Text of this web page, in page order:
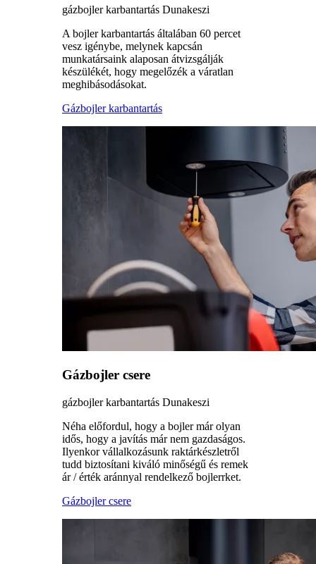
gázbojler karbantartás Dunakeszi
A bojler karbantartás általában 60 percet
vesz igénybe, melynek kapcsán
munkatársaink alaposan átvizsgálják
készülékét, hogy megelőzék a váratlan
meghibásodásokat.
Gázbojler karbantartás
Gázbojler csere
gázbojler karbantartás Dunakeszi
Néha előfordul, hogy a bojler már olyan
idős, hogy a javítás már nem gazdaságos.
Ilyenkor vállalkozásunk raktárkészletről
tudd biztosítani kiváló minőségű és remek
ár / érték aránnyal rendelkező bojlerrket.
Gázbojler csere